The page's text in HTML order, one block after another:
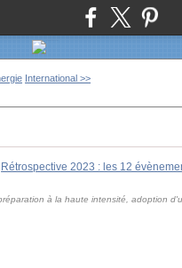
International >>
Rétrospective 2023 : les 12
à la haute intensité, adoption